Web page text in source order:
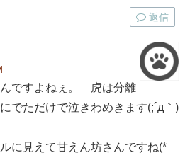
返信
ですよねぇ。 虎は分離
でただけで泣きわめきます(;´д｀)
に見えて甘えん坊さんですね(*